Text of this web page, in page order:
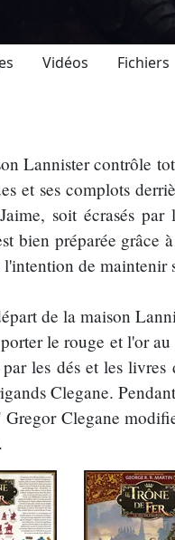
Vidéos Fichiers
Lannister contrôle
et ses complots
soit écrasés
bien préparée grâce
de maintenir
de la maison
le rouge et l'or
par les dés et les
Clegane.
Gregor Clegane